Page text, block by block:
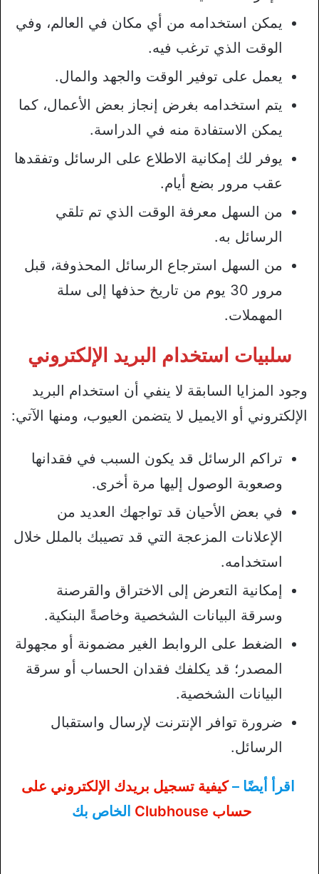
يمكن استخدامه من أي مكان في العالم، وفي
الوقت الذي ترغب فيه.
يعمل على توفير الوقت والجهد والمال.
يتم استخدامه بغرض إنجاز بعض الأعمال، كما
يمكن الاستفادة منه في الدراسة.
يوفر لك إمكانية الاطلاع على الرسائل وتفقدها
عقب مرور بضع أيام.
من السهل معرفة الوقت الذي تم تلقي
الرسائل به.
من السهل استرجاع الرسائل المحذوفة، قبل
مرور 30 يوم من تاريخ حذفها إلى سلة
المهملات.
سلبيات استخدام البريد الإلكتروني
وجود المزايا السابقة لا ينفي أن استخدام البريد
الإلكتروني أو الايميل لا يتضمن العيوب، ومنها الآتي:
تراكم الرسائل قد يكون السبب في فقدانها
وصعوبة الوصول إليها مرة أخرى.
في بعض الأحيان قد تواجهك العديد من
الإعلانات المزعجة التي قد تصيبك بالملل خلال
استخدامه.
إمكانية التعرض إلى الاختراق والقرصنة
وسرقة البيانات الشخصية وخاصةً البنكية.
الضغط على الروابط الغير مضمونة أو مجهولة
المصدر؛ قد يكلفك فقدان الحساب أو سرقة
البيانات الشخصية.
ضرورة توافر الإنترنت لإرسال واستقبال
الرسائل.
اقرأ أيضًا –كيفية تسجيل بريدك الإلكتروني على
حساب Clubhouse
الخاص بك